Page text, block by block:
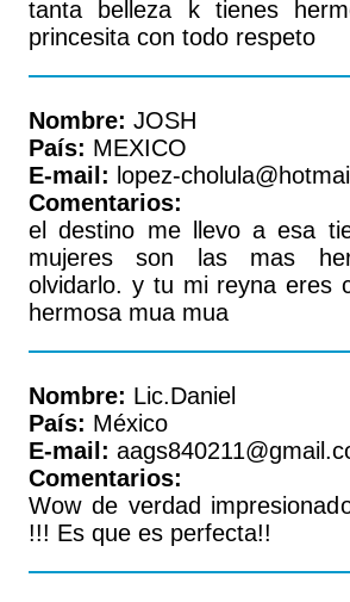
tanta belleza k tienes
princesita con todo respeto
Nombre: JOSH
País: MEXICO
E-mail: lopez-
Comentarios:
el destino me llevo a esa
mujeres son las mas
olvidarlo. y tu mi reyna eres
hermosa mua mua
Nombre: Lic.Daniel
País: México
E-mail:
Comentarios:
Wow de verdad
!!! Es que es perfecta!!